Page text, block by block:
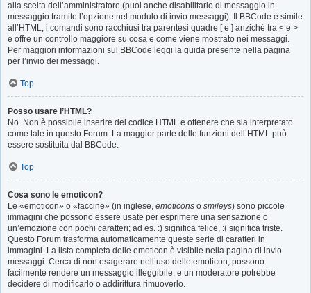
alla scelta dell’amministratore (puoi anche disabilitarlo di messaggio in
messaggio tramite l’opzione nel modulo di invio messaggi). Il BBCode è simile
all’HTML, i comandi sono racchiusi tra parentesi quadre [ e ] anziché tra < e >
e offre un controllo maggiore su cosa e come viene mostrato nei messaggi.
Per maggiori informazioni sul BBCode leggi la guida presente nella pagina
per l’invio dei messaggi.
Top
Posso usare l’HTML?
No. Non è possibile inserire del codice HTML e ottenere che sia interpretato
come tale in questo Forum. La maggior parte delle funzioni dell’HTML può
essere sostituita dal BBCode.
Top
Cosa sono le emoticon?
Le «emoticon» o «faccine» (in inglese, emoticons o smileys) sono piccole
immagini che possono essere usate per esprimere una sensazione o
un’emozione con pochi caratteri; ad es. :) significa felice, :( significa triste.
Questo Forum trasforma automaticamente queste serie di caratteri in
immagini. La lista completa delle emoticon è visibile nella pagina di invio
messaggi. Cerca di non esagerare nell’uso delle emoticon, possono
facilmente rendere un messaggio illeggibile, e un moderatore potrebbe
decidere di modificarlo o addirittura rimuoverlo.